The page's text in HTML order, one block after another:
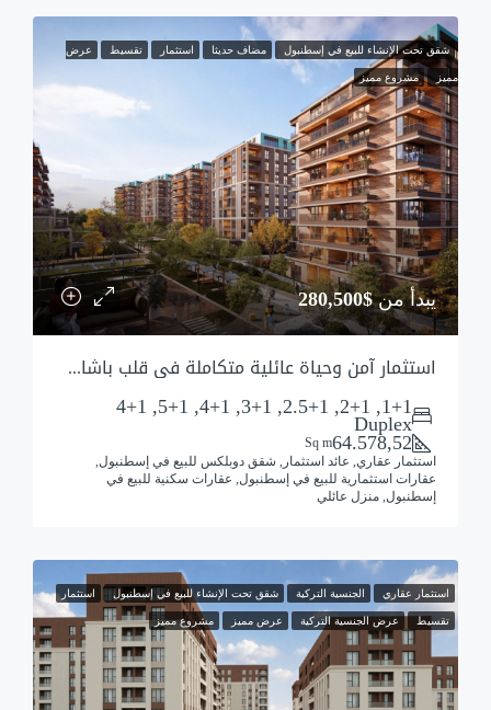
شقق تحت الإنشاء للبيع في إسطنبول مضاف حديثا استثمار تقسيط عرض
مميز مشروع مميز
يبدأ من$280,500
استثمار آمن وحياة عائلية متكاملة في قلب باشاك شهير بضمان البلدية
1+1, 2+1, 2.5+1, 3+1, 4+1, 5+1, 4+1
Duplex
64.578,52
Sq m
استثمار عقاري, عائد استثمار, شقق دوبلكس للبيع في إسطنبول,
عقارات استثمارية للبيع في إسطنبول, عقارات سكنية للبيع في
إسطنبول, منزل عائلي
استثمار عقاري الجنسية التركية شقق تحت الإنشاء للبيع في إسطنبول استثمار
تقسيط عرض الجنسية التركية عرض مميز مشروع مميز